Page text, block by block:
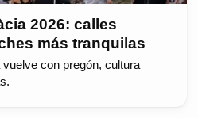
2026: calles
más tranquilas
vuelve con pregón, cultura